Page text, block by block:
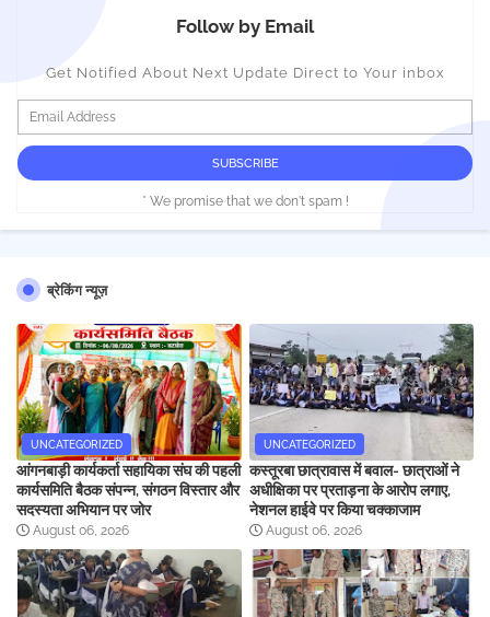
Follow by Email
Get Notified About Next Update Direct to Your inbox
* We promise that we don't spam !
ब्रेकिंग न्यूज़
UNCATEGORIZED
आंगनबाड़ी कार्यकर्ता सहायिका संघ की पहली
कार्यसमिति बैठक संपन्न, संगठन विस्तार और
सदस्यता अभियान पर जोर
August 06, 2026
UNCATEGORIZED
कस्तूरबा छात्रावास में बवाल- छात्राओं ने
अधीक्षिका पर प्रताड़ना के आरोप लगाए,
नेशनल हाईवे पर किया चक्काजाम
August 06, 2026